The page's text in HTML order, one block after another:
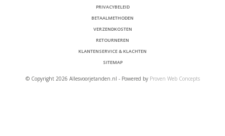
PRIVACYBELEID
BETAALMETHODEN
VERZENDKOSTEN
RETOURNEREN
KLANTENSERVICE & KLACHTEN
SITEMAP
© Copyright 2026 Allesvoorjetanden.nl - Powered by Proven Web Concepts